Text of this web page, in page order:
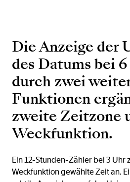
Die Anzeige der
des Datums bei
durch zwei
Funktionen
zweite Zeitzone
Weckfunktion.
Ein 12-Stunden-Zähler bei 3 Uhr
Weckfunktion gewählte Zeit an.